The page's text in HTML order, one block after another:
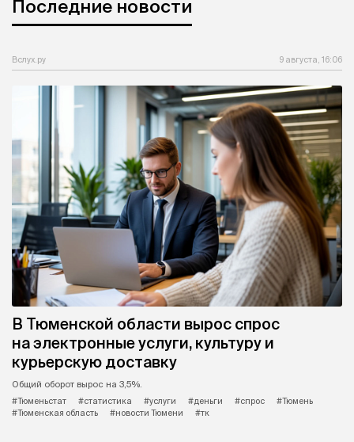
Последние новости
Вслух.ру 9 августа, 16:06
В Тюменской области вырос спрос
на электронные услуги, культуру и
курьерскую доставку
Общий оборот вырос на 3,5%.
#Тюменьстат
#статистика #услуги #деньги #спрос
#Тюмень
#Тюменская область
#новости Тюмени #тк